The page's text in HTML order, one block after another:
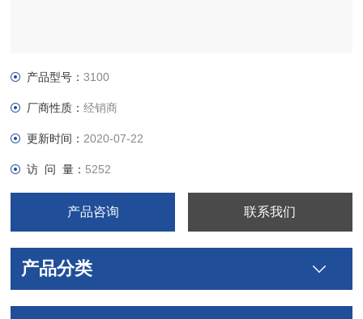
产品型号：3100
厂商性质：经销商
更新时间： 2020-07-22
访 问 量： 5252
产品咨询 联系我们
产品分类